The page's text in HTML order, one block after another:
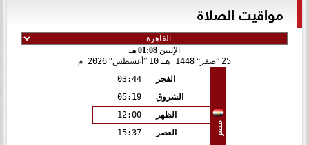
مواقيت الصلاة
الإثنين 01:08 مـ
25 صفر 1448 هـ 10 أغسطس 2026 م
مصر
الفجر
03:44
الشروق
05:19
الظهر
12:00
العصر
15:37